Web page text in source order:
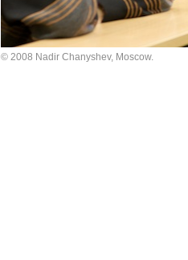
© 2008 Nadir Chanyshev, Moscow.